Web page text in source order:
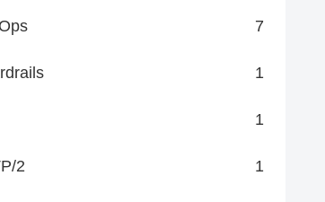
7
1
1
2 1